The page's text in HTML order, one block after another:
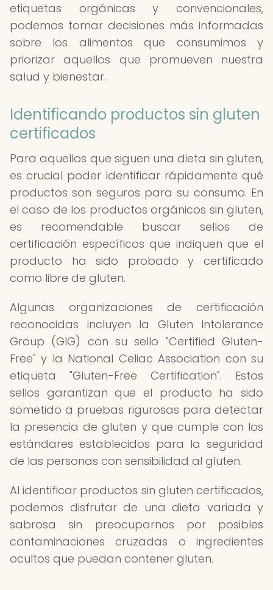
etiquetas orgánicas y convencionales,
podemos tomar decisiones más informadas
sobre los alimentos que consumimos y
priorizar aquellos que promueven nuestra
salud y bienestar.
Identificando productos sin gluten
certificados
Para aquellos que siguen una dieta sin gluten,
es crucial poder identificar rápidamente qué
productos son seguros para su consumo. En
el caso de los productos orgánicos sin gluten,
es recomendable buscar sellos de
certificación específicos que indiquen que el
producto ha sido probado y certificado
como libre de gluten.
Algunas organizaciones de certificación
reconocidas incluyen la Gluten Intolerance
Group (GIG) con su sello "Certified Gluten-
Free" y la National Celiac Association con su
etiqueta "Gluten-Free Certification". Estos
sellos garantizan que el producto ha sido
sometido a pruebas rigurosas para detectar
la presencia de gluten y que cumple con los
estándares establecidos para la seguridad
de las personas con sensibilidad al gluten.
Al identificar productos sin gluten certificados,
podemos disfrutar de una dieta variada y
sabrosa sin preocuparnos por posibles
contaminaciones cruzadas o ingredientes
ocultos que puedan contener gluten.